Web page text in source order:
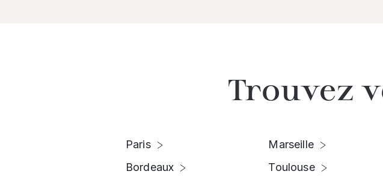
Trouvez
Paris
Bordeaux
Marseille
Toulouse